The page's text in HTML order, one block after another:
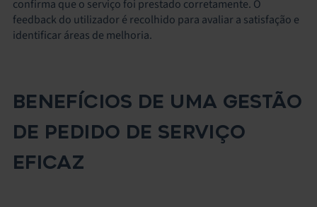
confirma que o serviço foi prestado corretamente. O
feedback do utilizador é recolhido para avaliar a satisfação e
identificar áreas de melhoria.
BENEFÍCIOS DE UMA GESTÃO
DE PEDIDO DE SERVIÇO
EFICAZ